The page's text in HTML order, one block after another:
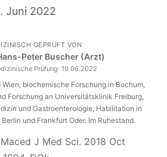
Juni 2022
GEPRÜFT VON
Peter Buscher (Arzt)
Prüfung: 10.06.2022
biochemische Forschung in Bochum,
Forschung an Universitätsklinik Freiburg,
und Gastroenterologie, Habilitation in
und Frankfurt Oder. Im Ruhestand.
J Med Sci. 2018 Oct